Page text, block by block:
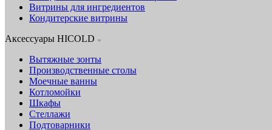
Витрины для ингредиентов
Кондитерские витрины
Аксессуары HICOLD
Вытяжные зонты
Производственные столы
Моечные ванны
Котломойки
Шкафы
Стеллажи
Подтоварники